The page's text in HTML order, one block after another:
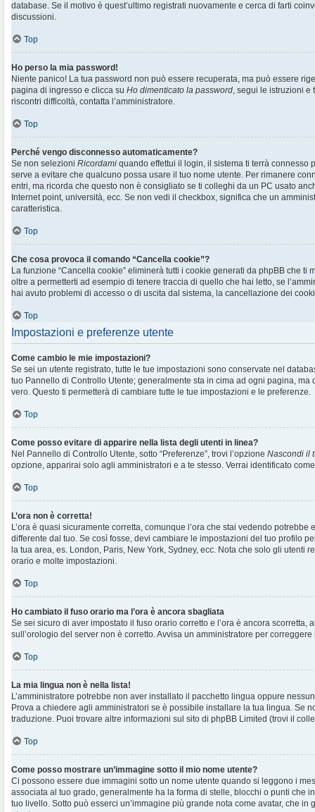
database. Se il motivo è quest’ultimo registrati nuovamente e cerca di farti
discussioni.
Top
Ho perso la mia password!
Niente panico! La tua password non può essere recuperata, ma può essere
pagina di ingresso e clicca su Ho dimenticato la password, segui le istruzioni e
riscontri difficoltà, contatta l’amministratore.
Top
Perché vengo disconnesso automaticamente?
Se non selezioni Ricordami quando effettui il login, il sistema ti terrà connesso
serve a evitare che qualcuno possa usare il tuo nome utente. Per rimanere
entri, ma ricorda che questo non è consigliato se ti colleghi da un PC usato
Internet point, università, ecc. Se non vedi il checkbox, significa che un
caratteristica.
Top
Che cosa provoca il comando “Cancella cookie”?
La funzione “Cancella cookie” eliminerà tutti i cookie generati da phpBB che ti
oltre a permetterti ad esempio di tenere traccia di quello che hai letto, se
hai avuto problemi di accesso o di uscita dal sistema, la cancellazione dei
Top
Impostazioni e preferenze utente
Come cambio le mie impostazioni?
Se sei un utente registrato, tutte le tue impostazioni sono conservate nel
tuo Pannello di Controllo Utente; generalmente sta in cima ad ogni pagina, ma
vero. Questo ti permetterà di cambiare tutte le tue impostazioni e le preferenze.
Top
Come posso evitare di apparire nella lista degli utenti in linea?
Nel Pannello di Controllo Utente, sotto “Preferenze”, trovi l’opzione Nascondi il
opzione, apparirai solo agli amministratori e a te stesso. Verrai identificato
Top
L’ora non è corretta!
L’ora è quasi sicuramente corretta, comunque l’ora che stai vedendo
differente dal tuo. Se così fosse, devi cambiare le impostazioni del tuo profilo
la tua area, es. London, Paris, New York, Sydney, ecc. Nota che solo gli utenti
orario e molte impostazioni.
Top
Ho cambiato il fuso orario ma l’ora è ancora sbagliata
Se sei sicuro di aver impostato il fuso orario corretto e l’ora è ancora scorretta,
sull’orologio del server non è corretto. Avvisa un amministratore per
Top
La mia lingua non è nella lista!
L’amministratore potrebbe non aver installato il pacchetto lingua oppure
Prova a chiedere agli amministratori se è possibile installare la tua lingua. Se
traduzione. Puoi trovare altre informazioni sul sito di phpBB Limited (trovi il
Top
Come posso mostrare un’immagine sotto il mio nome utente?
Ci possono essere due immagini sotto un nome utente quando si leggono i
associata al tuo grado, generalmente ha la forma di stelle, blocchi o punti che
tuo livello. Sotto può esserci un’immagine più grande nota come avatar, che in